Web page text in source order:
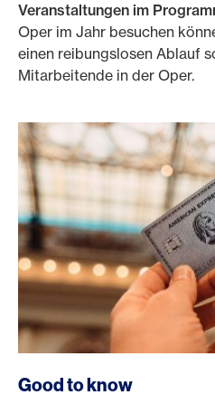
Veranstaltungen im
Oper im Jahr besuchen
einen reibungslosen Ablauf
Mitarbeitende in der Oper.
Good to know